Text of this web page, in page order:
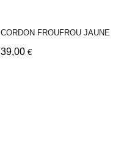
CORDON FROUFROU JAUNE
39,00 €